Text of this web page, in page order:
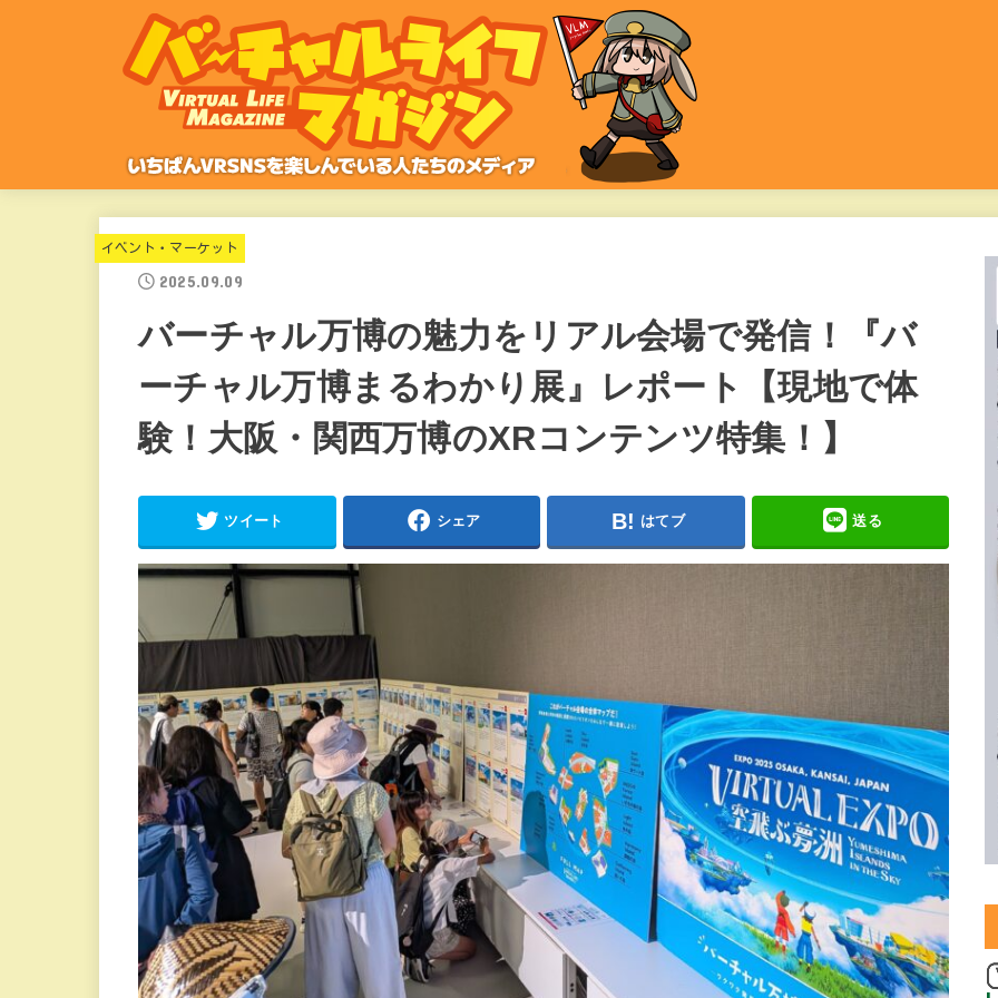
イベント・マーケット
2025.09.09
バーチャル万博の魅力をリアル会場で発信！『バ
ーチャル万博まるわかり展』レポート【現地で体
験！大阪・関西万博のXRコンテンツ特集！】
ツイート シェア はてブ 送る